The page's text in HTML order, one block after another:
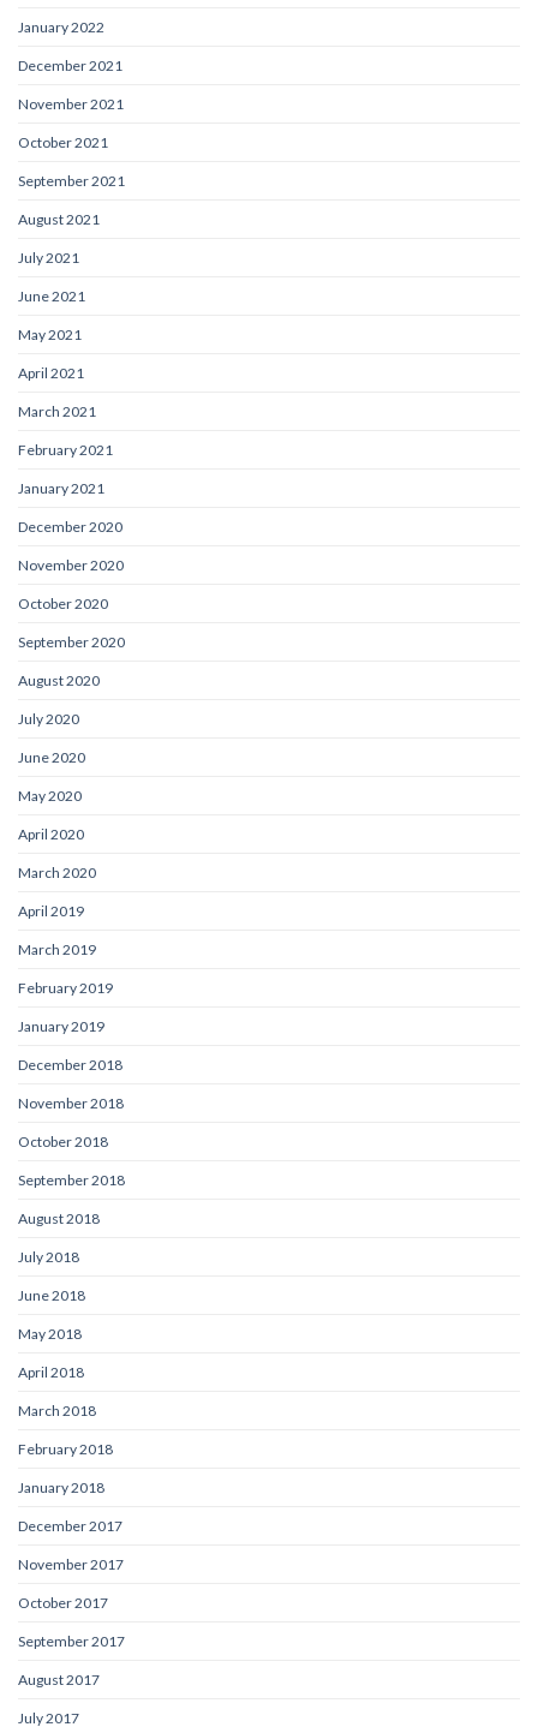
January 2022
December 2021
November 2021
October 2021
September 2021
August 2021
July 2021
June 2021
May 2021
April 2021
March 2021
February 2021
January 2021
December 2020
November 2020
October 2020
September 2020
August 2020
July 2020
June 2020
May 2020
April 2020
March 2020
April 2019
March 2019
February 2019
January 2019
December 2018
November 2018
October 2018
September 2018
August 2018
July 2018
June 2018
May 2018
April 2018
March 2018
February 2018
January 2018
December 2017
November 2017
October 2017
September 2017
August 2017
July 2017